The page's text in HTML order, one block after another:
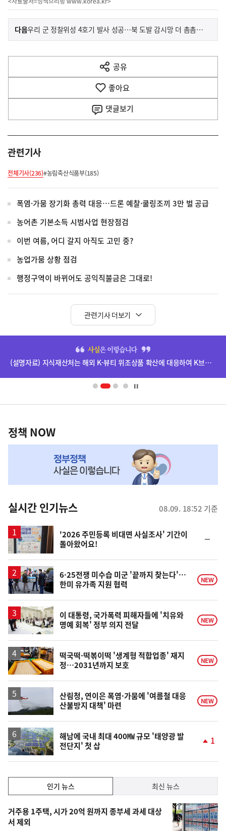
이
전
다
음
다음기
사
우리 군 정찰위성 4호기 발사 성공…북 도발 감시망 더 촘촘해진다
공유
열
기
좋아요
댓글보기
관련기사
전체기사(236)#농림축산식품부(185)
폭염·가뭄 장기화 총력 대응…드론 예찰·쿨링조끼 3만 벌 공급
농어촌 기본소득 시범사업 현장점검
이번 여름, 어디 갈지 아직도 고민 중?
농업가뭄 상황 점검
행정구역이 바뀌어도 공익직불금은 그대로!
관련기사 더보기
영
(설명자료) 지식재산처는 해외 K-뷰티 위조상품 확산에 대응하여 K브랜드 정부인증, 유통차단, 국제공조까지 K-브랜드 보호를 강화하고 있습니다.
책
NOW,
뉴
스
정책 NOW
실시간 인기뉴스 08.09. 18:52 기준
'2026 주민등록 비대면 사실조사' 기간이
돌아왔어요!
일
6·25전쟁 미수습 미군 '끝까지 찾는다'…
한미 유가족 지원 협력
NEW
이 대통령, 국가폭력 피해자들에 '치유와
명예 회복' 정부 의지 전달
NEW
떡국떡·떡볶이떡 '생계형 적합업종' 재지
정…2031년까지 보호
NEW
산림청, 연이은 폭염·가뭄에 '여름철 대응
산불방지 대책' 마련
NEW
해남에 국내 최대 400㎿ 규모 '태양광 발
전단지' 첫 삽
승
1
기,
최
인기 뉴스 최신 뉴스
기
뉴
거주용 1주택, 시가 20억 원까지 종부세 과세 대상
서 제외